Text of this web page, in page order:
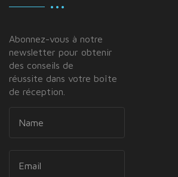
Abonnez-vous à notre
newsletter pour obtenir
des conseils de
réussite dans votre boîte
de réception.